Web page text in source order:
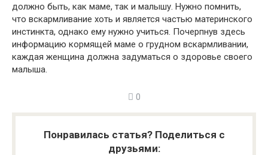
должно быть, как маме, так и малышу. Нужно помнить,
что вскармливание хоть и является частью материнского
инстинкта, однако ему нужно учиться. Почерпнув здесь
информацию кормящей маме о грудном вскармливании,
каждая женщина должна задуматься о здоровье своего
малыша.
0
Понравилась статья? Поделиться с
друзьями: